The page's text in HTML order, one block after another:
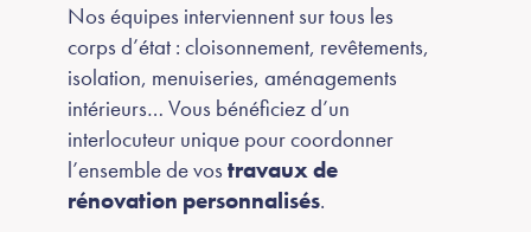
Nos équipes interviennent sur tous les
corps d’état : cloisonnement, revêtements,
isolation, menuiseries, aménagements
intérieurs… Vous bénéficiez d’un
interlocuteur unique pour coordonner
l’ensemble de vostravaux de
rénovation personnalisés.